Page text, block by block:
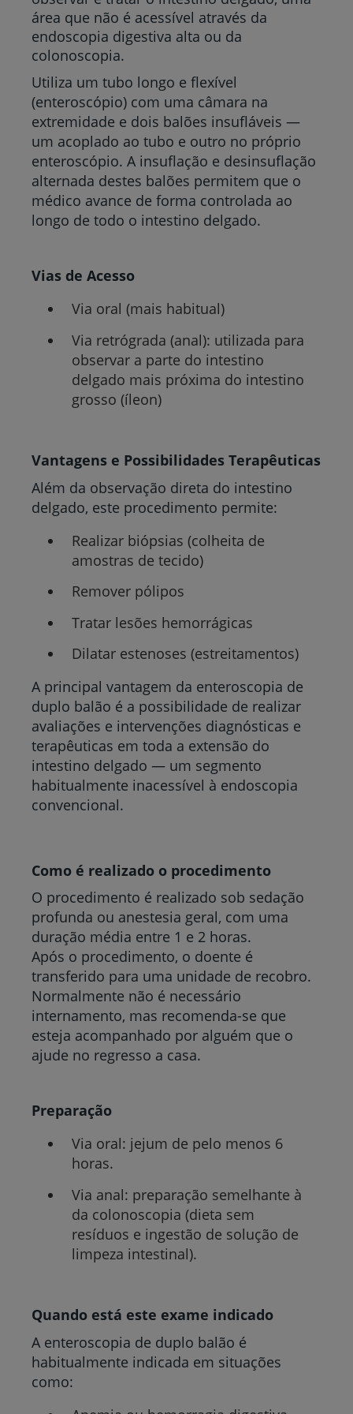
área que não é acessível através da
endoscopia digestiva alta ou da
colonoscopia.
Utiliza um tubo longo e flexível
(enteroscópio) com uma câmara na
extremidade e dois balões insufláveis —
um acoplado ao tubo e outro no próprio
enteroscópio. A insuflação e desinsuflação
alternada destes balões permitem que o
médico avance de forma controlada ao
longo de todo o intestino delgado.
Vias de Acesso
Via oral (mais habitual)
Via retrógrada (anal): utilizada para
observar a parte do intestino
delgado mais próxima do intestino
grosso (íleon)
Vantagens e Possibilidades Terapêuticas
Além da observação direta do intestino
delgado, este procedimento permite:
Realizar biópsias (colheita de
amostras de tecido)
Remover pólipos
Tratar lesões hemorrágicas
Dilatar estenoses (estreitamentos)
A principal vantagem da enteroscopia de
duplo balão é a possibilidade de realizar
avaliações e intervenções diagnósticas e
terapêuticas em toda a extensão do
intestino delgado — um segmento
habitualmente inacessível à endoscopia
convencional.
Como é realizado o procedimento
O procedimento é realizado sob sedação
profunda ou anestesia geral, com uma
duração média entre 1 e 2 horas.
Após o procedimento, o doente é
transferido para uma unidade de recobro.
Normalmente não é necessário
internamento, mas recomenda-se que
esteja acompanhado por alguém que o
ajude no regresso a casa.
Preparação
Via oral: jejum de pelo menos 6
horas.
Via anal: preparação semelhante à
da colonoscopia (dieta sem
resíduos e ingestão de solução de
limpeza intestinal).
Quando está este exame indicado
A enteroscopia de duplo balão é
habitualmente indicada em situações
como: